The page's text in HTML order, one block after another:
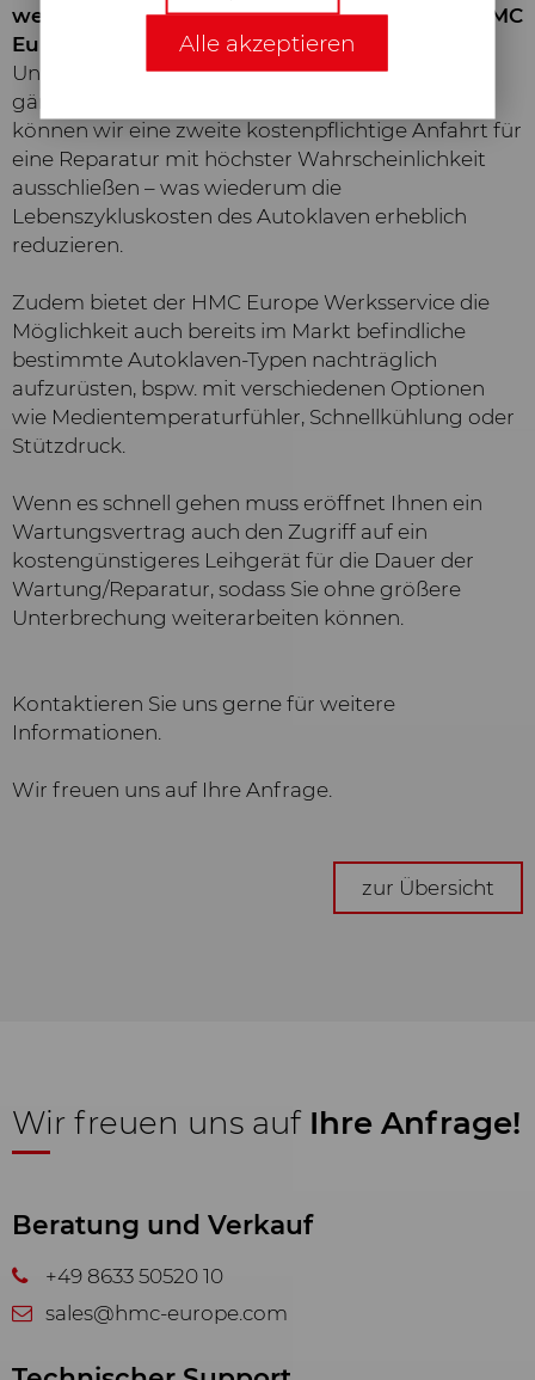
Erforderliche Web-Technologien
und Cookies machen unsere
Webseite für Sie technisch
betrifft wesentliche
Grundfunktionalitäten, wie die
Navigation auf der Webseite, die
richtige Darstellung in Ihrem
Internetbrowser oder die Abfrage
Web-Technologien und Cookies
funktioniert unsere Webseite nicht.
Analyse & Statistik
Wir möchten Nutzerfreundlichkeit
und Leistungsfähigkeit unserer
diesem Grund nutzen wir Analyse-
Technologien (auch Cookies), die
pseudonym messen und
auswerten, welche Funktionen und
Inhalte unserer Webseiten wie und
Webseiten für die Nutzer
verbessern.
Marketing
(auch Cookies) von ausgewählten
Partnern, um Ihnen auf Web- und
Alle akzeptieren
wenn ich meine(n) Autoklaven direkt über HMC
Europe warten lasse?
Unsere zertifizierten Techniker führen alle
gängigen Ersatzteile mit sich. Entsprechend
können wir eine zweite kostenpflichtige Anfahrt für
eine Reparatur mit höchster Wahrscheinlichkeit
ausschließen – was wiederum die
Lebenszykluskosten des Autoklaven erheblich
reduzieren.
Zudem bietet der HMC Europe Werksservice die
Möglichkeit auch bereits im Markt befindliche
bestimmte Autoklaven-Typen nachträglich
aufzurüsten, bspw. mit verschiedenen Optionen
wie Medientemperaturfühler, Schnellkühlung oder
Stützdruck.
Wenn es schnell gehen muss eröffnet Ihnen ein
Wartungsvertrag auch den Zugriff auf ein
kostengünstigeres Leihgerät für die Dauer der
Wartung/Reparatur, sodass Sie ohne größere
Unterbrechung weiterarbeiten können.
Kontaktieren Sie uns gerne für weitere
Informationen.
Wir freuen uns auf Ihre Anfrage.
zur Übersicht
Wir freuen uns auf Ihre Anfrage!
Beratung und Verkauf
+49 8633 50520 10
sales@hmc-europe.com